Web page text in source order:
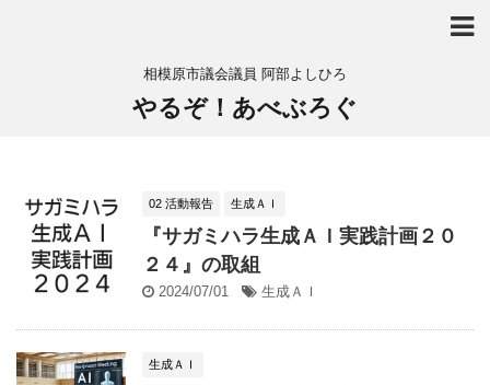
相模原市議会議員 阿部よしひろ
やるぞ！あべぶろぐ
02 活動報告 生成ＡＩ
『サガミハラ生成ＡＩ実践計画２０
２４』の取組
2024/07/01 生成ＡＩ
生成ＡＩ